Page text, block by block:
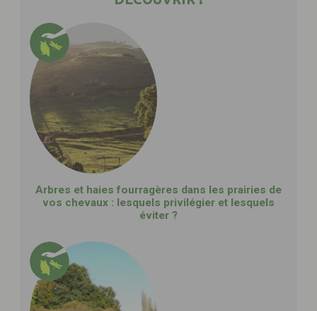
Arbres et haies fourragères dans les prairies de
vos chevaux : lesquels privilégier et lesquels
éviter ?